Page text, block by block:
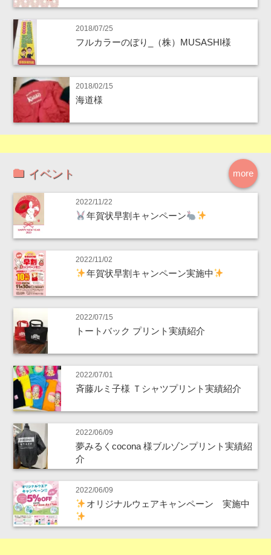
2018/07/25
フルカラーのぼり_（株）MUSASHI様
2018/02/15
海道様
more
イベント
2022/11/22
年賀状早割キャンペーン
2022/11/02
年賀状早割キャンペーン実施中
2022/07/15
トートバック プリント実績紹介
2022/07/01
斉藤ルミ子様 Ｔシャツプリント実績紹介
2022/06/09
夢みるくcocona 様ブルゾンプリント実績紹
介
2022/06/09
オリジナルウェアキャンペーン 実施中